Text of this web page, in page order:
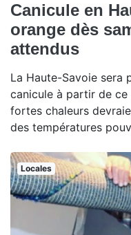
Canicule en
orange dès
attendus
La Haute-Savoie sera
canicule à partir de
fortes chaleurs
des températures
Locales